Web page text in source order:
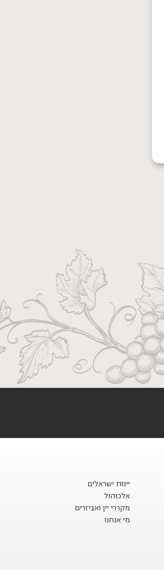
יינות ישראלים
אלכוהול
מקררי יין ואביזרים
מי אנחנו